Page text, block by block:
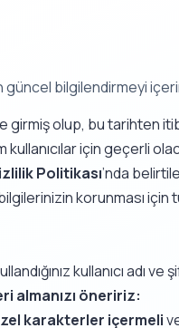
güncel bilgilendirmeyi
girmiş olup, bu tarihten
için geçerli
Politikası’nda
korunması için
kullanıcı adı
almanızı öneririz:
karakterler içermeli